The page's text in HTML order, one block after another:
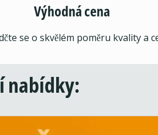
Výhodná cena
se o skvělém poměru kvality a
nabídky: